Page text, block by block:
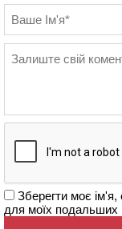
Зберегти моє
для моїх подальших